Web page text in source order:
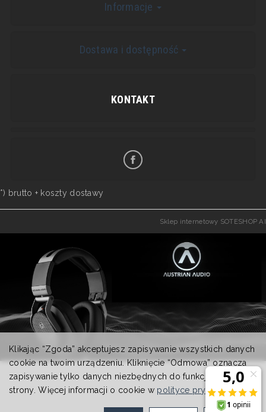
Informacje
Dostawa i dostępność
KONTAKT
*) brutto + koszty dostawy
Sklep internetowy SOTESHOP AI
Klikając “Zgoda” akceptujesz zapisywanie wszystkich danych
cookie na twoim urządzeniu. Kliknięcie “Odmowa” oznacza
zapisywanie tylko danych niezbędnych do funkcjonowania
strony. Więcej informacji o cookie w polityce prywatności.